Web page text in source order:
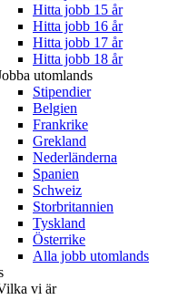
Hitta jobb 15 år
Hitta jobb 16 år
Hitta jobb 17 år
Hitta jobb 18 år
utomlands
Stipendier
Belgien
Frankrike
Grekland
Nederländerna
Spanien
Schweiz
Storbritannien
Tyskland
Österrike
Alla jobb utomlands
vi är